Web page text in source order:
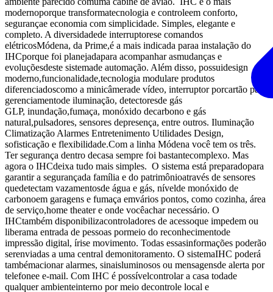
modernoporque transformatecnologia e controleem conforto,
segurançae economia com simplicidade. Simples, elegante e
completo. A diversidadede interruptorese comandos
elétricosMódena, da Prime,é a mais indicada paraa instalação do
IHCporque foi planejadapara acompanhar asmudanças e
evoluçõesdeste sistemade automação. Além disso, possuidesign
moderno,funcionalidade,tecnologia modulare produtos
diferenciadoscomo a minicâmerade vídeo, interruptor porcartão para
gerenciamentode iluminação, detectoresde gás
GLP, inundação,fumaça, monóxido decarbono e gás
natural,pulsadores, sensores depresença, entre outros. Iluminação
Climatização Alarmes Entretenimento Utilidades Design,
sofisticação e flexibilidade.Com a linha Módena você tem os três.
Ter segurança dentro decasa sempre foi bastantecomplexo. Mas
agora o IHCdeixa tudo mais simples. O sistema está preparadopara
garantir a segurançada família e do patrimônioatravés de sensores
quedetectam vazamentosde água e gás, nívelde monóxido de
carbonoem garagens e fumaça emvários pontos, como cozinha, área
de serviço,home theater e onde vocêachar necessário. O
IHCtambém disponibilizacontroladores de acessoque impedem ou
liberama entrada de pessoas pormeio do reconhecimentode
impressão digital, írise movimento. Todas essasinformações poderão
serenviadas a uma central demonitoramento. O sistemaIHC poderá
tambémacionar alarmes, sinaisluminosos ou mensagensde alerta por
telefonee e-mail. Com IHC é possívelcontrolar a casa todade
qualquer ambienteinterno por meio decontrole local e